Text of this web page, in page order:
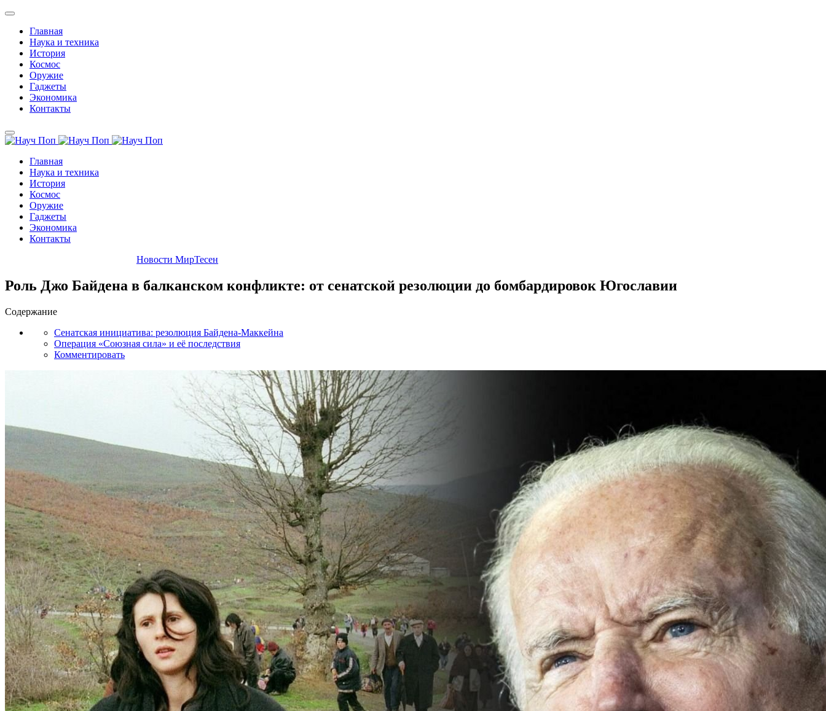
Главная
Наука и техника
История
Космос
Оружие
Гаджеты
Экономика
Контакты
Главная
Наука и техника
История
Космос
Оружие
Гаджеты
Экономика
Контакты
Новости МирТесен
Роль Джо Байдена в балканском конфликте: от сенатской резолюции до бомбардировок Югославии
Содержание
Сенатская инициатива: резолюция Байдена-Маккейна
Операция «Союзная сила» и её последствия
Комментировать